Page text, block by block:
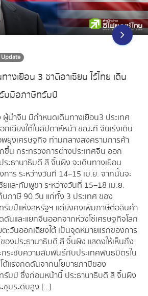
Update
างเยือน 3 ชาติอาเซียน ไร้ไทย เดิน
บมือภาษีทรัมป์
นำจีน มีกำหนดเดินทางเยือน 3 ประเทศ
กเฉียงใต้ในสัปดาห์หน้า ขณะที่ จีนเร่งเดิน
ยุงเศรษฐกิจ ท่ามกลางสงครามการค้า
น กระทรวงการต่างประเทศจีน ออก
ะธานาธิบดี สี จิ้นผิง จะเดินทางเยือน
การ ระหว่างวันที่ 14–15 เม.ย. จากนั้นจะ
ยและกัมพูชา ระหว่างวันที่ 15–18 เม.ย.
ภาษี 90 วัน แก่ทั้ง 3 ประเทศ ของ
รัมป์แห่งสหรัฐฯ แต่ยังคงเพิ่มภาษีต่อสินค้า
นและแยกจีนออกจากห่วงโซ่เศรษฐกิจโลก
ตะวันออกเฉียงใต้ เป็นจุดหมายแรกของการ
องประธานาธิบดี สี จิ้นผิง แสดงให้เห็นถึง
ระชับความสัมพันธ์กับประเทศพันธมิตรใน
ต้แรงกดดันจากนโยบายภาษีของ
รัมป์ ซึ่งก่อนหน้านี้ ประธานาธิบดี สี จิ้นผิง
ชุมระดับสูง […]